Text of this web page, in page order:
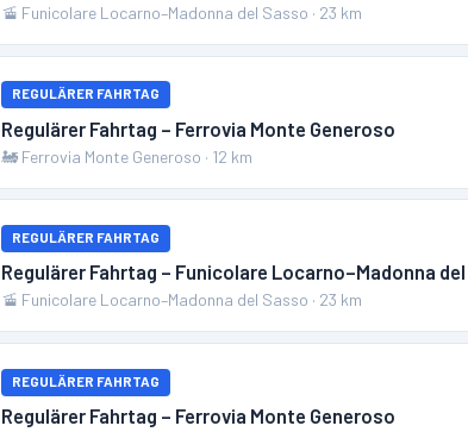
🚡 Funicolare Locarno–Madonna del Sasso · 23 km
REGULÄRER FAHRTAG
Regulärer Fahrtag – Ferrovia Monte Generoso
🚂 Ferrovia Monte Generoso · 12 km
REGULÄRER FAHRTAG
Regulärer Fahrtag – Funicolare Locarno–Madonna
🚡 Funicolare Locarno–Madonna del Sasso · 23 km
REGULÄRER FAHRTAG
Regulärer Fahrtag – Ferrovia Monte Generoso